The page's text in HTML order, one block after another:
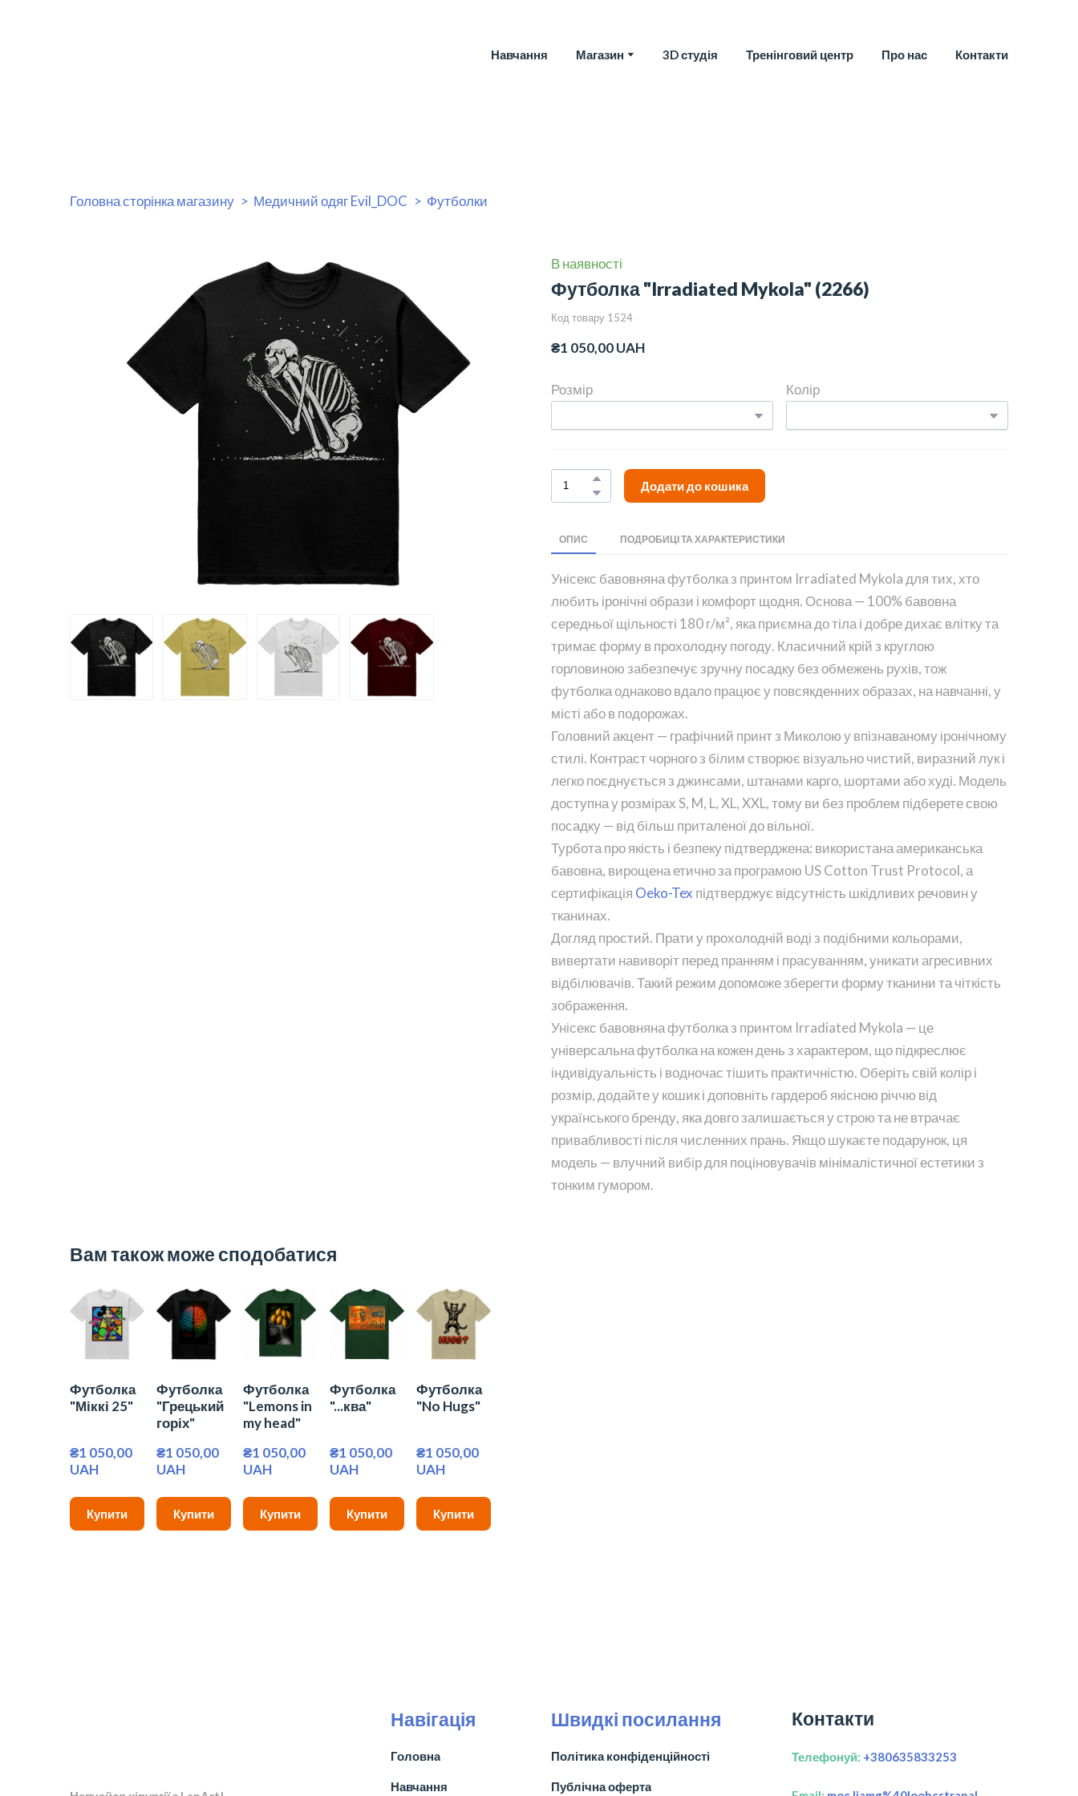
Навчання Магазин 3D студія Тренінговий центр Про нас Контакти
Головна сторінка магазину Медичний одяг Evil_DOC Футболки
В наявності
Футболка "Irradiated Mykola" (2266)
Код товару 1524
₴1 050,00 UAH
Розмір Колір
Додати до кошика
ОПИС ПОДРОБИЦІ ТА ХАРАКТЕРИСТИКИ
Унісекс бавовняна футболка з принтом Irradiated Mykola для тих, хто
любить іронічні образи і комфорт щодня. Основа — 100% бавовна
середньої щільності 180 г/м², яка приємна до тіла і добре дихає влітку та
тримає форму в прохолодну погоду. Класичний крій з круглою
горловиною забезпечує зручну посадку без обмежень рухів, тож
футболка однаково вдало працює у повсякденних образах, на навчанні, у
місті або в подорожах.
Головний акцент — графічний принт з Миколою у впізнаваному іронічному
стилі. Контраст чорного з білим створює візуально чистий, виразний лук і
легко поєднується з джинсами, штанами карго, шортами або худі. Модель
доступна у розмірах S, M, L, XL, XXL, тому ви без проблем підберете свою
посадку — від більш приталеної до вільної.
Турбота про якість і безпеку підтверджена: використана американська
бавовна, вирощена етично за програмою US Cotton Trust Protocol, а
сертифікація Oeko-Tex підтверджує відсутність шкідливих речовин у
тканинах.
Догляд простий. Прати у прохолодній воді з подібними кольорами,
вивертати навиворіт перед пранням і прасуванням, уникати агресивних
відбілювачів. Такий режим допоможе зберегти форму тканини та чіткість
зображення.
Унісекс бавовняна футболка з принтом Irradiated Mykola — це
універсальна футболка на кожен день з характером, що підкреслює
індивідуальність і водночас тішить практичністю. Оберіть свій колір і
розмір, додайте у кошик і доповніть гардероб якісною річчю від
українського бренду, яка довго залишається у строю та не втрачає
привабливості після численних прань. Якщо шукаєте подарунок, ця
модель — влучний вибір для поціновувачів мінімалістичної естетики з
тонким гумором.
Вам також може сподобатися
Футболка
"Міккі 25"
₴1 050,00
UAH
Купити
Футболка
"Грецький
горіх"
₴1 050,00
UAH
Купити
Футболка
"Lemons in
my head"
₴1 050,00
UAH
Купити
Футболка
"...ква"
₴1 050,00
UAH
Купити
Футболка
"No Hugs"
₴1 050,00
UAH
Купити
Навігація
Головна
Навчання
Швидкі посилання
Політика конфіденційності
Публічна оферта
Контакти
Телефонуй: +380635833253